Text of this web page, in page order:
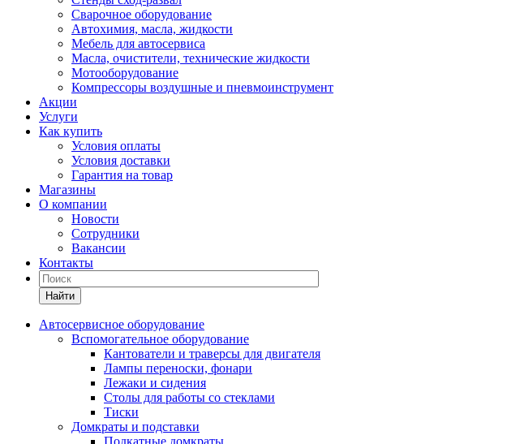
Сварочное оборудование
Автохимия, масла, жидкости
Мебель для автосервиса
Масла, очистители, технические жидкости
Мотооборудование
Компрессоры воздушные и пневмоинструмент
Акции
Услуги
Как купить
Условия оплаты
Условия доставки
Гарантия на товар
Магазины
О компании
Новости
Сотрудники
Вакансии
Контакты
Найти
Автосервисное оборудование
Вспомогательное оборудование
Кантователи и траверсы для двигателя
Лампы переноски, фонари
Лежаки и сидения
Столы для работы со стеклами
Тиски
Домкраты и подставки
Подкатные домкраты